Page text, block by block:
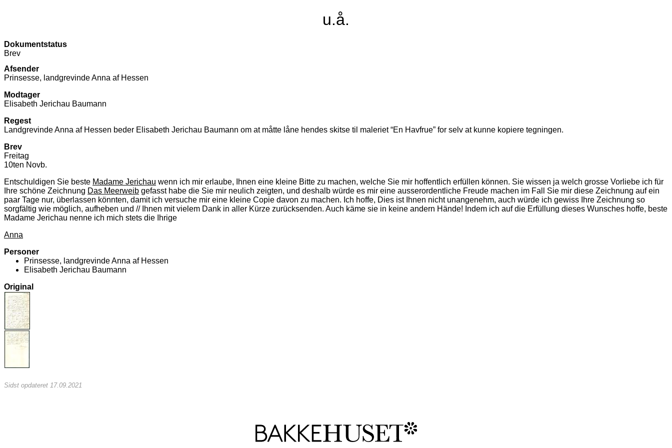
u.å.
Dokumentstatus
Brev
Afsender
Prinsesse, landgrevinde Anna af Hessen
Modtager
Elisabeth Jerichau Baumann
Regest
Landgrevinde Anna af Hessen beder Elisabeth Jerichau Baumann om at måtte låne hendes skitse til maleriet “En Havfrue” for selv at kunne kopiere tegningen.
Brev
Freitag
10ten Novb.
Entschuldigen Sie beste Madame Jerichau wenn ich mir erlaube, Ihnen eine kleine Bitte zu machen, welche Sie mir hoffentlich erfüllen können. Sie wissen ja welch grosse Vorliebe ich für
Ihre schöne Zeichnung Das Meerweib gefasst habe die Sie mir neulich zeigten, und deshalb würde es mir eine ausserordentliche Freude machen im Fall Sie mir diese Zeichnung auf ein
paar Tage nur, überlassen könnten, damit ich versuche mir eine kleine Copie davon zu machen. Ich hoffe, Dies ist Ihnen nicht unangenehm, auch würde ich gewiss Ihre Zeichnung so
sorgfältig wie möglich, aufheben und // Ihnen mit vielem Dank in aller Kürze zurücksenden. Auch käme sie in keine andern Hände! Indem ich auf die Erfüllung dieses Wunsches hoffe, beste
Madame Jerichau nenne ich mich stets die Ihrige
Anna
Personer
Prinsesse, landgrevinde Anna af Hessen
Elisabeth Jerichau Baumann
Original
Sidst opdateret 17.09.2021